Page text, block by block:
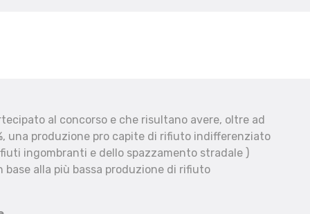
al concorso e che risultano avere, oltre ad
una produzione pro capite di rifiuto indifferenziato
ingombranti e dello spazzamento stradale )
alla più bassa produzione di rifiuto